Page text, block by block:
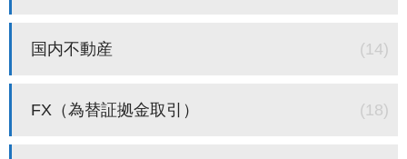
国内不動産 (14)
FX（為替証拠金取引） (18)